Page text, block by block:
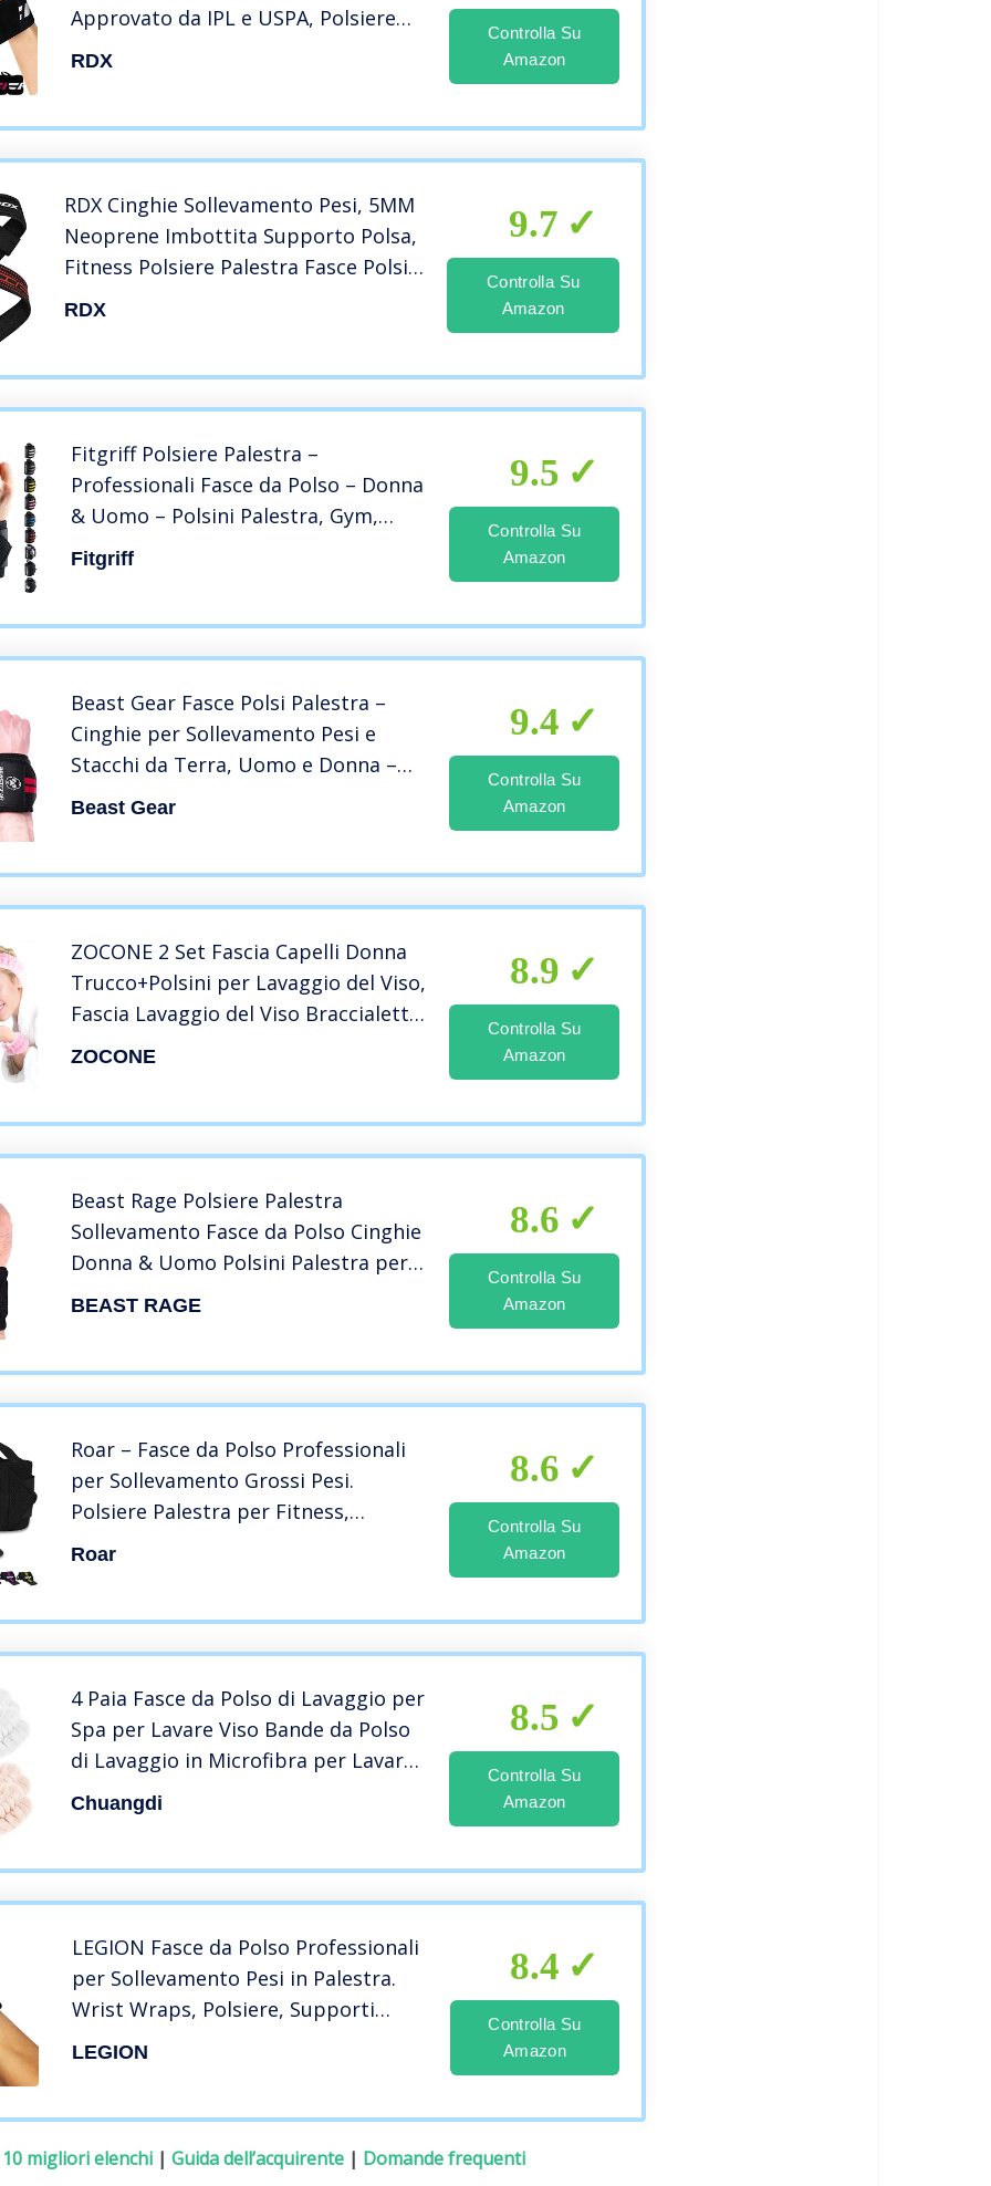
Approvato da IPL e USPA, Polsiere
Palestra Supporto Polso Wrist
RDX
Controlla Su
Amazon
RDX Cinghie Sollevamento Pesi, 5MM
Neoprene Imbottita Supporto Polsa,
Fitness Polsiere Palestra Fasce Polsi
Power Lifting Straps, Pesistica
RDX
9.7
Controlla Su
Amazon
Fitgriff Polsiere Palestra –
Professionali Fasce da Polso – Donna
& Uomo – Polsini Palestra, Gym,
Bodybuilding, Crossfit, Calistenics,
per Sollevamento Grossi Pesi (Black)
Fitgriff
9.5
Controlla Su
Amazon
Beast Gear Fasce Polsi Palestra –
Cinghie per Sollevamento Pesi e
Stacchi da Terra, Uomo e Donna –
Accessori Fitness – Per Bodybuilding
Beast Gear
9.4
Controlla Su
Amazon
ZOCONE 2 Set Fascia Capelli Donna
Trucco+Polsini per Lavaggio del Viso,
Fascia Lavaggio del Viso Braccialetti
Assorbenti Morbido Polso per Spa
ZOCONE
8.9
Controlla Su
Amazon
Beast Rage Polsiere Palestra
Sollevamento Fasce da Polso Cinghie
Donna & Uomo Polsini Palestra per
Gym Bodybuilding Crossfit
BEAST RAGE
8.6
Controlla Su
Amazon
Roar – Fasce da Polso Professionali
per Sollevamento Grossi Pesi.
Polsiere Palestra per Fitness,
Bodybuilding, Crossfit, Powerlifting.
Roar
8.6
Controlla Su
Amazon
4 Paia Fasce da Polso di Lavaggio per
Spa per Lavare Viso Bande da Polso
di Lavaggio in Microfibra per Lavare
Faccia Polsini Assorbenti Polsino di
Sudore da Polso (Marrone, Bianco)
Chuangdi
8.5
Controlla Su
Amazon
LEGION Fasce da Polso Professionali
per Sollevamento Pesi in Palestra.
Wrist Wraps, Polsiere, Supporti
Articolari per Fitness, Bodybuilding,
LEGION
8.4
Controlla Su
Amazon
10 migliori elenchi | Guida dell’acquirente | Domande frequenti